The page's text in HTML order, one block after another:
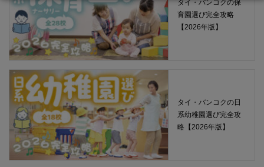
タイ・バンコクの保
育園選び完全攻略
【2026年版】
タイ・バンコクの日
系幼稚園選び完全攻
略【2026年版】